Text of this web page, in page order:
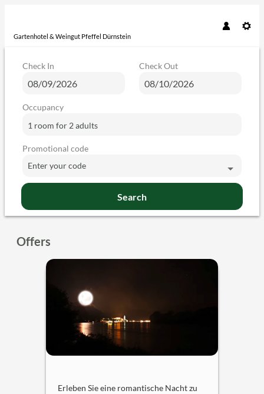
Check In Check Out
Occupancy
1 room for 2 adults
Promotional code
Enter your code
Search
Gartenhotel & Weingut Pfeffel Dürnstein
Gartenhotel & Weingut Pfeffel
Offers
Erleben Sie eine romantische Nacht zu